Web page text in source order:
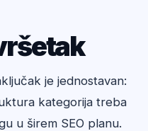
je jednostavan:
kategorija treba
u širem SEO planu.